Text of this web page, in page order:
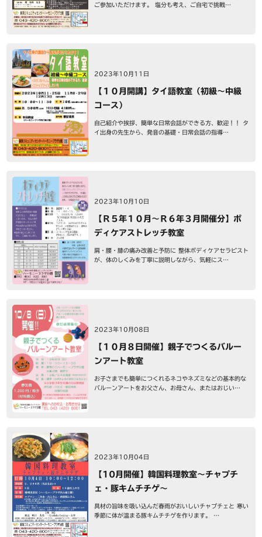
ご参加いただけます。 塩分も考え、ご自宅で挑戦…
2023年10月11日
【１０月開講】タイ語教室（初級～中級
コース）
自己紹介や挨拶、簡単な日常会話ができる方、歓迎！！ タ
イ出身の先生から、発音の基礎・日常会話の指導…
2023年10月10日
【Ｒ５年１０月～Ｒ６年３月開催分】ボ
ディケアストレッチ教室
肩・腰・膝の痛み改善と予防に 整体ボディケアセラピスト
が、体のしくみを丁寧に説明しながら、気軽にス…
2023年10月08日
【１０月８日開催】親子でつくるバルー
ンアート教室
お子さまでも簡単につくれるネコやネズミなどの基本的な
バルーンアートをお父さん、お母さん、またはおじい…
2023年10月04日
【10月開催】韓国料理教室～チャプチ
ェ・豚キムチチゲ～
具材の旨味を吸い込んだ春雨がおいしいチャプチェと 寒い
季節に体が温まる豚キムチチゲを作ります。 …